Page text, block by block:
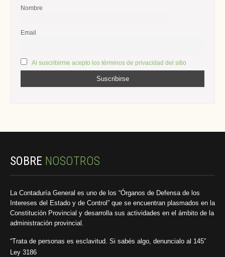
Nombre
Email
Al suscribirme acepto los términos de privacidad del sitio
SOBRE NOSOTROS
La Contaduría General es uno de los “Órganos de Defensa de los
Intereses del Estado y de Control” que se encuentran plasmados en la
Constitución Provincial y desarrolla sus actividades en el ámbito de la
administración provincial.
“Trata de personas es esclavitud. Si sabés algo, denuncialo al 145”
Ley 3186